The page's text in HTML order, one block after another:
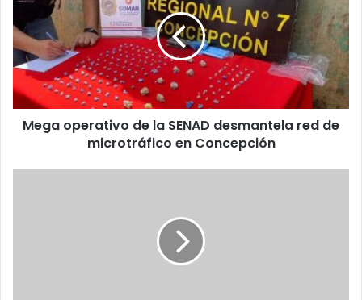
Mega operativo de la SENAD desmantela red de
microtráfico en Concepción